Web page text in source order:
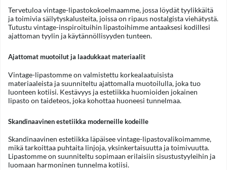
Tervetuloa vintage-lipastokokoelmaamme, jossa löydät tyylikkäitä
ja toimivia säilytyskalusteita, joissa on ripaus nostalgista viehätystä.
Tutustu vintage-inspiroituihin lipastoihimme antaaksesi kodillesi
ajattoman tyylin ja käytännöllisyyden tunteen.
Ajattomat muotoilut ja laadukkaat materiaalit
Vintage-lipastomme on valmistettu korkealaatuisista
materiaaleista ja suunniteltu ajattomalla muotoilulla, joka tuo
luonteen kotiisi. Kestävyys ja estetiikka huomioiden jokainen
lipasto on taideteos, joka kohottaa huoneesi tunnelmaa.
Skandinaavinen estetiikka moderneille kodeille
Skandinaavinen estetiikka läpäisee vintage-lipastovalikoimamme,
mikä tarkoittaa puhtaita linjoja, yksinkertaisuutta ja toimivuutta.
Lipastomme on suunniteltu sopimaan erilaisiin sisustustyyleihin ja
luomaan harmoninen tunnelma kotiisi.